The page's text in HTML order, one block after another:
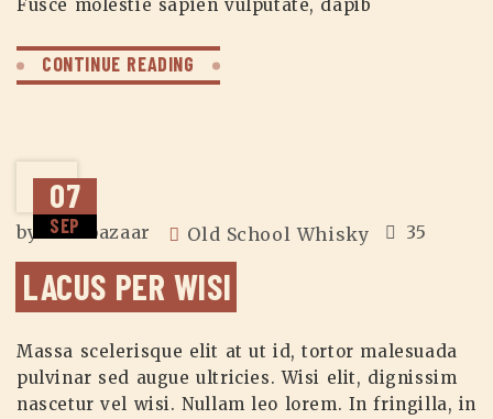
Fusce molestie sapien vulputate, dapib
CONTINUE READING
07
SEP
by zuzubazaar Old School Whisky 35
LACUS PER WISI
Massa scelerisque elit at ut id, tortor malesuada
pulvinar sed augue ultricies. Wisi elit, dignissim
nascetur vel wisi. Nullam leo lorem. In fringilla, in